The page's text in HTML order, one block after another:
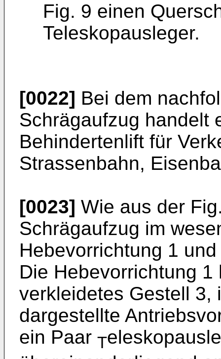
Fig. 9 einen
Teleskopausleger.
[0022] Bei dem
Schrägaufzug handelt
Behindertenlift für
Strassenbahn,
[0023] Wie aus der
Schrägaufzug im
Hebevorrichtung 1
Die Hebevorrichtung
verkleidetes Gestell 3,
dargestellte
ein Paar T